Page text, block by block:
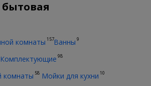
комнаты 157Ванны 9
Комплектующие 98
комнаты 58 Мойки для кухни 10